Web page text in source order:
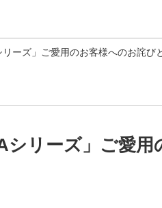
ーズ」ご愛用のお客様へのお詫び
シリーズ」ご愛用